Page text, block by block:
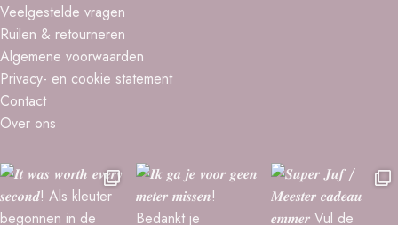
Veelgestelde vragen
Ruilen & retourneren
Algemene voorwaarden
Privacy- en cookie statement
Contact
Over ons